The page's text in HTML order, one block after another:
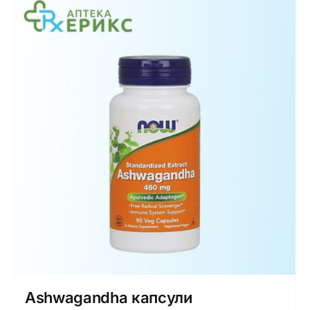
Ashwagandha капсули